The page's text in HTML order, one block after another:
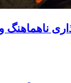
ناهماهنگ